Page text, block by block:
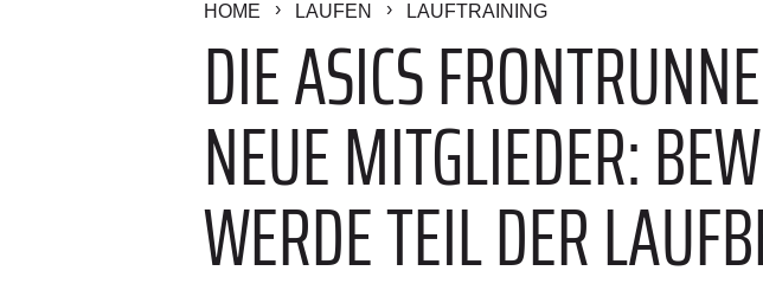
HOME LAUFEN LAUFTRAINING
DIE ASICS
NEUE MITGLIEDER:
WERDE TEIL DER